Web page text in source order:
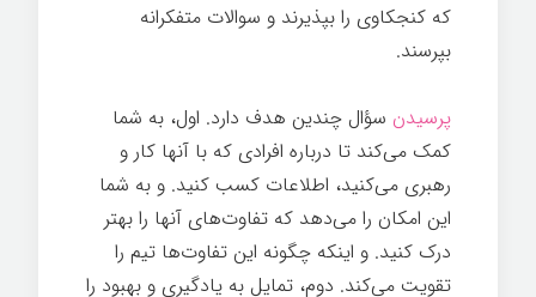
که کنجکاوی را بپذیرند و سوالات متفکرانه
بپرسند.
پرسیدن سؤال چندین هدف دارد. اول، به شما
کمک می‌کند تا درباره افرادی که با آنها کار و
رهبری می‌کنید، اطلاعات کسب کنید. و به شما
این امکان را می‌دهد که تفاوت‌های آنها را بهتر
درک کنید. و اینکه چگونه این تفاوت‌ها تیم را
تقویت می‌کند. دوم، تمایل به یادگیری و بهبود را